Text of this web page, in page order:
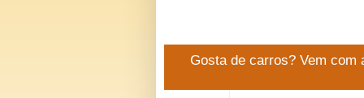
Gosta de carros? Vem com